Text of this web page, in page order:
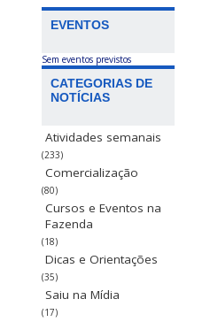
EVENTOS
Sem eventos previstos
CATEGORIAS DE
NOTÍCIAS
Atividades semanais
(233)
Comercialização
(80)
Cursos e Eventos na
Fazenda
(18)
Dicas e Orientações
(35)
Saiu na Mídia
(17)